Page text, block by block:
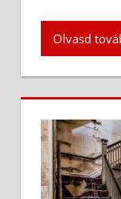
Olvasd